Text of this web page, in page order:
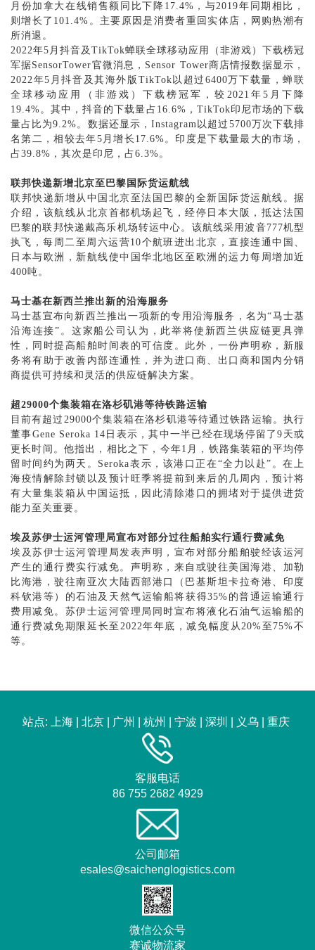
月份加拿大在线销售额同比下降17.4%，与2019年同期相比，
则增长了101.4%。主要原因是消费者重回实体店，网购热潮有
所消退。
2022年5月抖音及TikTok蝉联全球移动应用（非游戏）下载榜冠
军据SensorTower官微消息，Sensor Tower商店情报数据显示，
2022年5月抖音及其海外版TikTok以超过6400万下载量，蝉联
全球移动应用（非游戏）下载榜冠军，较2021年5月下降
19.4%。其中，抖音的下载量占16.6%，TikTok印尼市场的下载
量占比为9.2%。数据还显示，Instagram以超过5700万次下载排
名第二，相较去年5月增长17.6%。印度是下载量最大的市场，
占39.8%，其次是印尼，占6.3%。
联邦快递新增北京至巴黎国际货运航线
联邦快递新增从中国北京至法国巴黎的全新国际货运航线。据
介绍，该航线从北京首都机场起飞，经停日本大阪，抵达法国
巴黎的联邦快递戴高乐机场转运中心。该航线采用波音777机型
执飞，每周二至周六运营10个航班进出北京，直接连通中国、
日本与欧洲，新航线使中国华北地区至欧洲的运力每周增加近
400吨。
马士基在新西兰推出新的沿海服务
马士基宣布向新西兰推出一项新的专用沿海服务，名为“马士基
沿海连接”。这家船公司认为，此举将使新西兰供应链更具弹
性，同时提高船舶时间表的可信度。此外，一份声明称，新服
务将有助于改善内部连通性，并为进口商、出口商和国内分销
商提供可持续和灵活的供应链解决方案。
超29000个集装箱在洛杉矶港等待铁路运输
目前有超过 29000个集装箱在洛杉矶港等待通过铁路运输。执行
董事Gene Seroka 14日表示，其中一半已经在现场停留了9天或
更长时间。他指出，相比之下，今年1月，铁路集装箱的平均停
留时间约为两天。Seroka表示，该港口正在“全力以赴”。在上
海疫情解除封锁以及预计旺季将提前到来后的几周内，预计将
有大量集装箱从中国运抵，因此清除港口的拥堵对于提供进货
能力至关重要。
埃及苏伊士运河管理局宣布对部分过往船舶实行通行费减免
埃及苏伊士运河管理局发表声明，宣布对部分船舶驶经该运河
产生的通行费实行减免。声明称，来自或驶往美国海港、加勒
比海港，驶往南亚次大陆西部港口（巴基斯坦卡拉奇港、印度
科钦港等）的石油及天然气运输船将获得35%的普通运输通行
费用减免。苏伊士运河管理局同时宣布将液化石油气运输船的
通行费减免期限延长至2022年年底，减免幅度从20%至75%不
等。
站点: 上海 北京 广州 杭州 宁波 深圳 义乌 重庆
客服电话
86 755 2682 4929
公司邮箱
esales@saichenglogistics.com
微信公众号
赛诚物流家